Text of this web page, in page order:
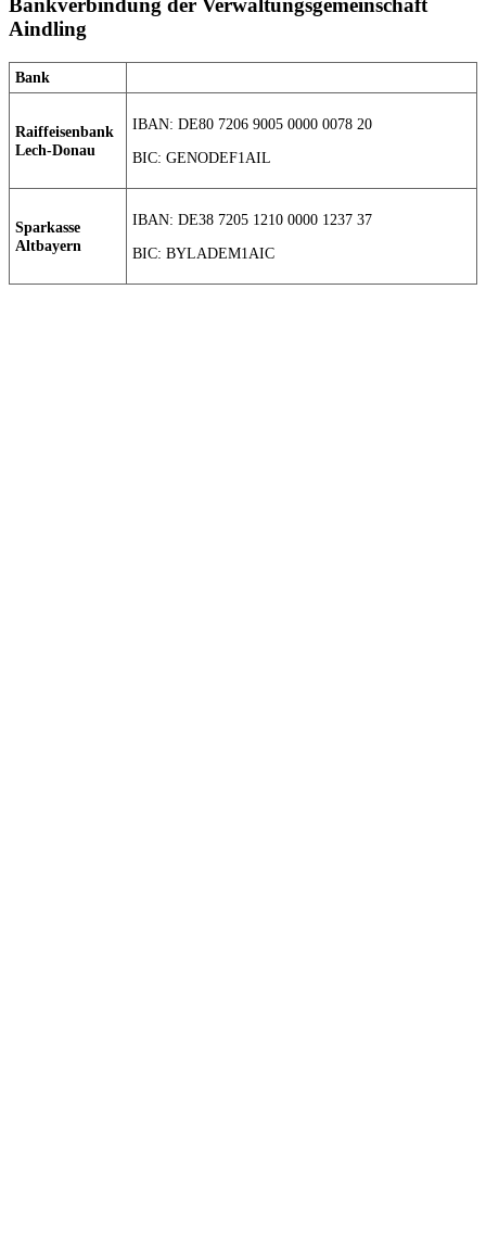
Bankverbindung der Verwaltungsgemeinschaft
Aindling
Bank
Raiffeisenbank
Lech-Donau
IBAN: DE80 7206 9005 0000 0078 20
BIC: GENODEF1AIL
Sparkasse
Altbayern
IBAN: DE38 7205 1210 0000 1237 37
BIC: BYLADEM1AIC